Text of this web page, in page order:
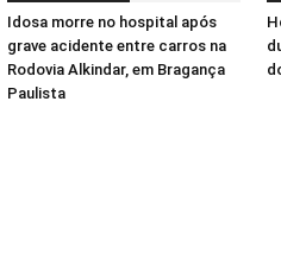
Idosa morre no hospital após
grave acidente entre carros na
Rodovia Alkindar, em Bragança
Paulista